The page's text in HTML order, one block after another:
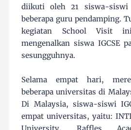
diikuti oleh 21 siswa-siswi
beberapa guru pendamping.
kegiatan School Visit
mengenalkan siswa IGCSE
sesungguhnya.
Selama empat hari,
beberapa universitas di
Di Malaysia, siswa-siswi
empat universitas, yaitu: